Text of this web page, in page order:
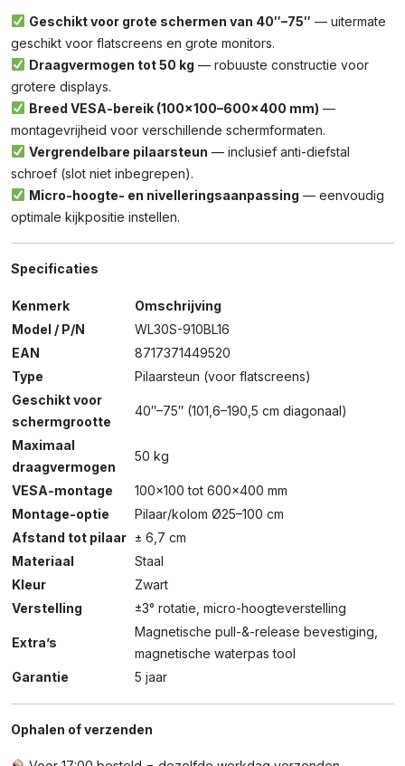
Geschikt voor grote schermen van 40″–75″ — uitermate
geschikt voor flatscreens en grote monitors.
Draagvermogen tot 50 kg — robuuste constructie voor
grotere displays.
Breed VESA-bereik (100×100–600×400 mm) —
montagevrijheid voor verschillende schermformaten.
Vergrendelbare pilaarsteun — inclusief anti-diefstal
schroef (slot niet inbegrepen).
Micro-hoogte- en nivelleringsaanpassing — eenvoudig
optimale kijkpositie instellen.
Specificaties
Kenmerk
Omschrijving
Model / P/N
WL30S-910BL16
EAN
8717371449520
Type
Pilaarsteun (voor flatscreens)
Geschikt voor
schermgrootte
40″–75″ (101,6–190,5 cm diagonaal)
Maximaal
draagvermogen
50 kg
VESA-montage
100×100 tot 600×400 mm
Montage-optie
Pilaar/kolom Ø25–100 cm
Afstand tot pilaar ± 6,7 cm
Materiaal
Staal
Kleur
Zwart
Verstelling
±3° rotatie, micro-hoogteverstelling
Extra’s
Magnetische pull-&-release bevestiging,
magnetische waterpas tool
Garantie
5 jaar
Ophalen of verzenden